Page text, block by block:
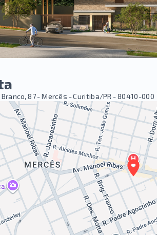
87 - Mercês - Curitiba/PR - 80410-000